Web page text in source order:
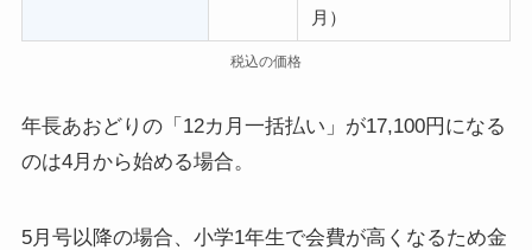
月）
税込の価格
年長あおどりの「12カ月一括払い」が17,100円になる
のは4月から始める場合。
5月号以降の場合、小学1年生で会費が高くなるため金